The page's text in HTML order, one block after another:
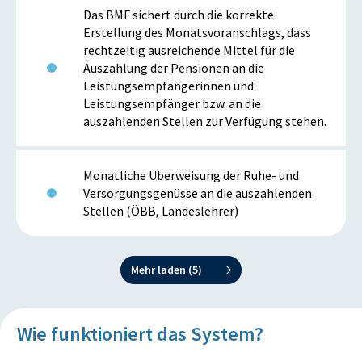
Das BMF sichert durch die korrekte
Erstellung des Monatsvoranschlags, dass
rechtzeitig ausreichende Mittel für die
Auszahlung der Pensionen an die
Leistungsempfängerinnen und
Leistungsempfänger bzw. an die
auszahlenden Stellen zur Verfügung stehen.
Monatliche Überweisung der Ruhe- und
Versorgungsgenüsse an die auszahlenden
Stellen (ÖBB, Landeslehrer)
Mehr laden (5)
Wie funktioniert das System?